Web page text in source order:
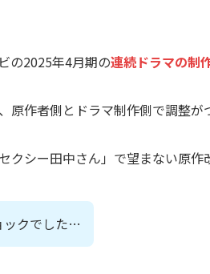
の2025年4月期の連続ドラマの制
原作者側とドラマ制作側で調整が
クシー田中さん」で望まない原作
ックでした…